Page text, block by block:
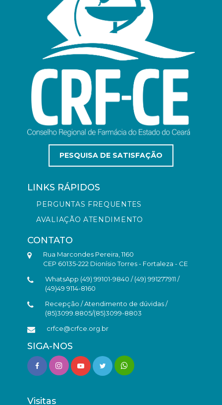
PESQUISA DE SATISFAÇÃO
LINKS RÁPIDOS
PERGUNTAS FREQUENTES
AVALIAÇÃO ATENDIMENTO
CONTATO
Rua Marcondes Pereira, 1160
CEP 60135-222 Dionísio Torres - Fortaleza - CE
WhatsApp (49) 99101-9840 / (49) 991277911 /
(49)49 9114-8160
Recepção / Atendimento de dúvidas /
(85)3099.8805/(85)3099-8803
crfce@crfce.org.br
SIGA-NOS
Visitas